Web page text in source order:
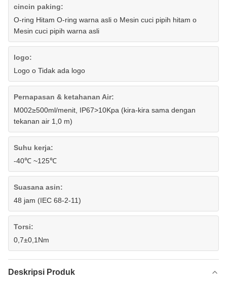
cincin paking:
O-ring Hitam O-ring warna asli o Mesin cuci pipih hitam o
Mesin cuci pipih warna asli
logo:
Logo o Tidak ada logo
Pernapasan & ketahanan Air:
M002≥500ml/menit, IP67>10Kpa (kira-kira sama dengan
tekanan air 1,0 m)
Suhu kerja:
-40℃ ~125℃
Suasana asin:
48 jam (IEC 68-2-11)
Torsi:
0,7±0,1Nm
Deskripsi Produk